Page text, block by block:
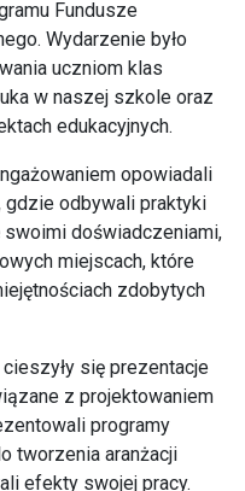
Fundusze
Wydarzenie było
uczniom klas
w naszej szkole oraz
edukacyjnych.
opowiadali
odbywali praktyki
swoimi doświadczeniami,
miejscach, które
zdobytych
się prezentacje
z projektowaniem
programy
tworzenia aranżacji
efekty swojej pracy.